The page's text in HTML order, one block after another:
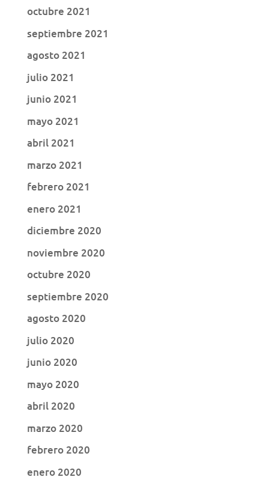
octubre 2021
septiembre 2021
agosto 2021
julio 2021
junio 2021
mayo 2021
abril 2021
marzo 2021
febrero 2021
enero 2021
diciembre 2020
noviembre 2020
octubre 2020
septiembre 2020
agosto 2020
julio 2020
junio 2020
mayo 2020
abril 2020
marzo 2020
febrero 2020
enero 2020